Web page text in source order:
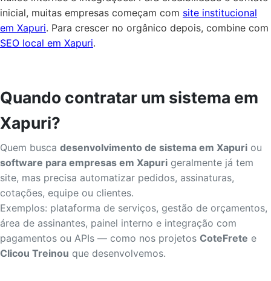
inicial, muitas empresas começam com site institucional
em Xapuri. Para crescer no orgânico depois, combine com
SEO local em Xapuri.
Quando contratar um sistema em
Xapuri?
Quem busca desenvolvimento de sistema em Xapuri ou
software para empresas em Xapuri geralmente já tem
site, mas precisa automatizar pedidos, assinaturas,
cotações, equipe ou clientes.
Exemplos: plataforma de serviços, gestão de orçamentos,
área de assinantes, painel interno e integração com
pagamentos ou APIs — como nos projetos CoteFrete e
Clicou Treinou que desenvolvemos.